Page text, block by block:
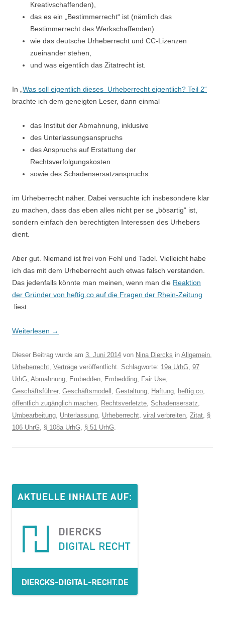
Kreativschaffenden),
das es ein „Bestimmerrecht“ ist (nämlich das
Bestimmerrecht des Werkschaffenden)
wie das deutsche Urheberrecht und CC-Lizenzen
zueinander stehen,
und was eigentlich das Zitatrecht ist.
In „ Was soll eigentlich dieses Urheberrecht eigentlich? Teil 2“
brachte ich dem geneigten Leser, dann einmal
das Institut der Abmahnung, inklusive
des Unterlassungsanspruchs
des Anspruchs auf Erstattung der
Rechtsverfolgungskosten
sowie des Schadensersatzanspruchs
im Urheberrecht näher. Dabei versuchte ich insbesondere klar
zu machen, dass das eben alles nicht per se „bösartig“ ist,
sondern einfach den berechtigten Interessen des Urhebers
dient.
Aber gut. Niemand ist frei von Fehl und Tadel. Vielleicht habe
ich das mit dem Urheberrecht auch etwas falsch verstanden.
Das jedenfalls könnte man meinen, wenn man die Reaktion
der Gründer von heftig.co auf die Fragen der Rhein-Zeitung
liest.
Weiterlesen →
Dieser Beitrag wurde am 3. Juni 2014 von Nina Diercks in Allgemein,
Urheberrecht, Verträge veröffentlicht. Schlagworte: 19a UrhG, 97
UrhG, Abmahnung, Embedden, Embedding, Fair Use,
Geschäftsführer, Geschäftsmodell , Gestaltung, Haftung, heftig.co,
öffentlich zugänglich machen, Rechtsverletzte, Schadensersatz,
Umbearbeitung, Unterlassung, Urheberrecht, viral verbreiten, Zitat, §
106 UhrG, § 108a UrhG, § 51 UrhG.